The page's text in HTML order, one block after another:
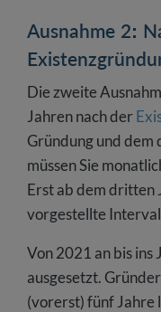
Ausnahme 2:
Die zweite
Jahren nach der
Gründung und
müssen Sie
Erst ab dem dritten
vorgestellte
Von 2021 an bis ins
ausgesetzt.
(vorerst) fünf Jahre